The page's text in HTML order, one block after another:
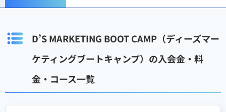
D’S MARKETING BOOT CAMP（ディーズマー
ケティングブートキャンプ）の入会金・料
金・コース一覧